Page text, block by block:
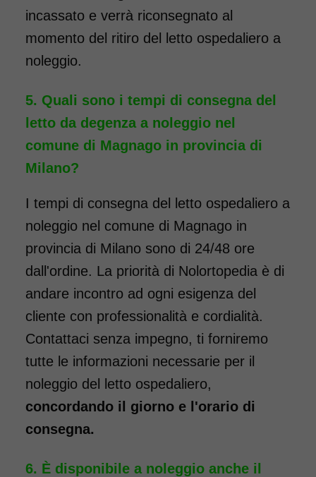
incassato e verrà riconsegnato al
momento del ritiro del letto ospedaliero a
noleggio.
Quali sono i tempi di consegna del
letto da degenza a noleggio nel
comune di Magnago in provincia di
Milano?
I tempi di consegna del letto ospedaliero a
noleggio nel comune di Magnago in
provincia di Milano sono di 24/48 ore
dall'ordine. La priorità di Nolortopedia è di
andare incontro ad ogni esigenza del
cliente con professionalità e cordialità.
Contattaci senza impegno, ti forniremo
tutte le informazioni necessarie per il
noleggio del letto ospedaliero,
concordando il giorno e l'orario di
consegna.
È disponibile a noleggio anche il